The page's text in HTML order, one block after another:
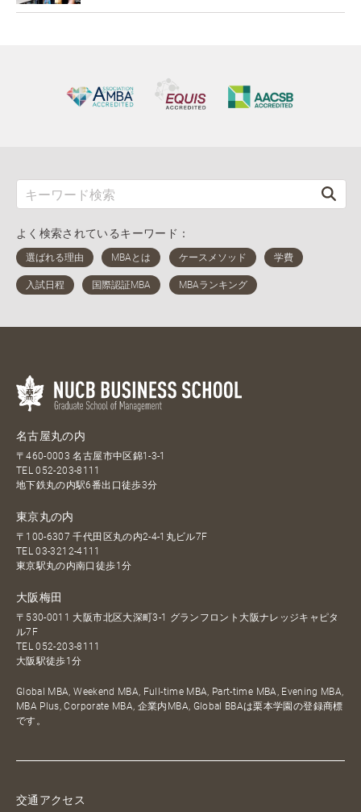
よく検索されているキーワード：
名古屋丸の内
〒460-0003 名古屋市中区錦1-3-1
TEL052-203-8111
地下鉄丸の内駅6番出口徒歩3分
東京丸の内
〒100-6307 千代田区丸の内2-4-1丸ビル7F
TEL03-3212-4111
東京駅丸の内南口徒歩1分
大阪梅田
〒530-0011 大阪市北区大深町3-1 グランフロント大阪ナレッジキャピタ
ル7F
TEL052-203-8111
大阪駅徒歩1分
Global MBA, Weekend MBA, Full-time MBA, Part-time MBA, Evening MBA,
MBA Plus, Corporate MBA, 企業内MBA, Global BBAは栗本学園の登録商標
です。
交通アクセス